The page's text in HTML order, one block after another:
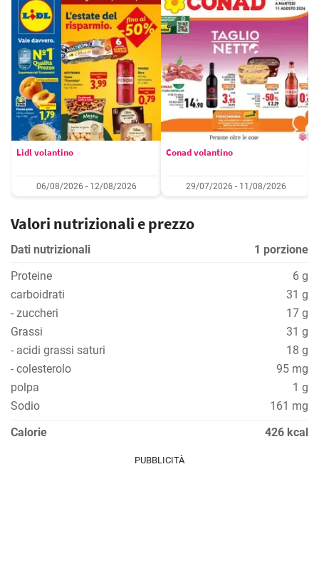
Lidl volantino
06/08/2026 - 12/08/2026
Conad volantino
29/07/2026 - 11/08/2026
Valori nutrizionali e prezzo
Dati nutrizionali
1 porzione
Proteine
6 g
carboidrati
31 g
- zuccheri
17 g
Grassi
31 g
- acidi grassi saturi
18 g
- colesterolo
95 mg
polpa
1 g
Sodio
161 mg
Calorie
426 kcal
PUBBLICITÀ